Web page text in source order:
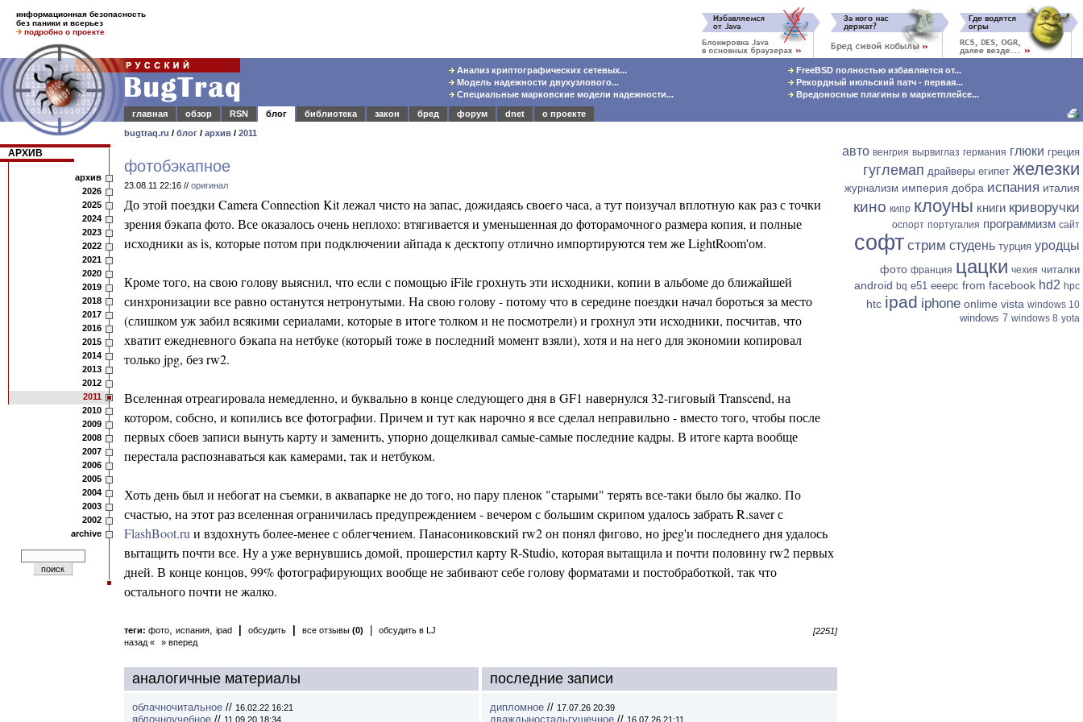
информационная безопасность
без паники и всерьез
подробно о проекте
Анализ криптографических сетевых...
Модель надежности двухузлового...
Специальные марковские модели надежности...
FreeBSD полностью избавляется от...
Рекордный июльский патч - первая...
Вредоносные плагины в маркетплейсе...
главная
обзор RSN блог библиотека закон бред форум dnet
о проекте
bugtraq.ru / блог / архив / 2011
АРХИВ
архив
2026
2025
2024
2023
2022
2021
2020
2019
2018
2017
2016
2015
2014
2013
2012
2011
2010
2009
2008
2007
2006
2005
2004
2003
2002
archive
фотобэкапное
23.08.11 22:16 // оригинал
До этой поездки Camera Connection Kit лежал чисто на запас, дожидаясь своего часа, а тут поизучал вплотную как раз с точки
зрения бэкапа фото. Все оказалось очень неплохо: втягивается и уменьшенная до фоторамочного размера копия, и полные
исходники as is, которые потом при подключении айпада к десктопу отлично импортируются тем же LightRoom'ом.
Кроме того, на свою голову выяснил, что если с помощью iFile грохнуть эти исходники, копии в альбоме до ближайшей
синхронизации все равно останутся нетронутыми. На свою голову - потому что в середине поездки начал бороться за место
(слишком уж забил всякими сериалами, которые в итоге толком и не посмотрели) и грохнул эти исходники, посчитав, что
хватит ежедневного бэкапа на нетбуке (который тоже в последний момент взяли), хотя и на него для экономии копировал
только jpg, без rw2.
Вселенная отреагировала немедленно, и буквально в конце следующего дня в GF1 навернулся 32-гиговый Transcend, на
котором, собсно, и копились все фотографии. Причем и тут как нарочно я все сделал неправильно - вместо того, чтобы после
первых сбоев записи вынуть карту и заменить, упорно дощелкивал самые-самые последние кадры. В итоге карта вообще
перестала распознаваться как камерами, так и нетбуком.
Хоть день был и небогат на съемки, в аквапарке не до того, но пару пленок "старыми" терять все-таки было бы жалко. По
счастью, на этот раз вселенная ограничилась предупреждением - вечером с большим скрипом удалось забрать R.saver с
FlashBoot.ru и вздохнуть более-менее с облегчением. Панасониковский rw2 он понял фигово, но jpeg'и последнего дня удалось
вытащить почти все. Ну а уже вернувшись домой, прошерстил карту R-Studio, которая вытащила и почти половину rw2 первых
дней. В конце концов, 99% фотографирующих вообще не забивают себе голову форматами и постобработкой, так что
остального почти не жалко.
теги: фото, испания, ipad обсудить все отзывы (0) обсудить в LJ
[2251]
назад «
» вперед
аналогичные материалы
облачночитальное // 16.02.22 16:21
яблочноучебное // 11.09.20 18:34
последние записи
дипломное // 17.07.26 20:39
дваждыностальгушечное // 16.07.26 21:11
авто венгрия вырвиглаз германия глюки греция
гуглемап драйверы египет железки
журнализм империя добра испания италия
кино кипр клоуны книги криворучки
оспорт португалия программизм сайт
софт стрим студень турция уродцы
фото франция цацки чехия читалки
android bq e51 eeepc from facebook hd2 hpc
htc ipad iphone onlime vista windows 10
windows 7 windows 8 yota